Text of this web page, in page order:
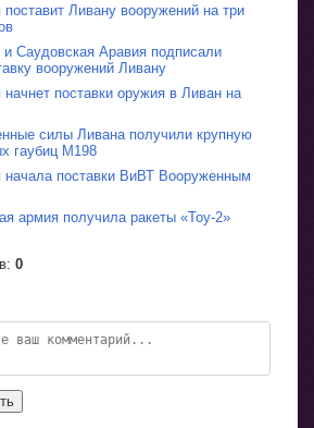
Ливану вооружений на три
Саудовская Аравия подписали
вооружений Ливану
поставки оружия в Ливан на
силы Ливана получили крупную
гаубиц M198
начала поставки ВиВТ Вооруженным
армия получила ракеты «Тоу-2»
: 0